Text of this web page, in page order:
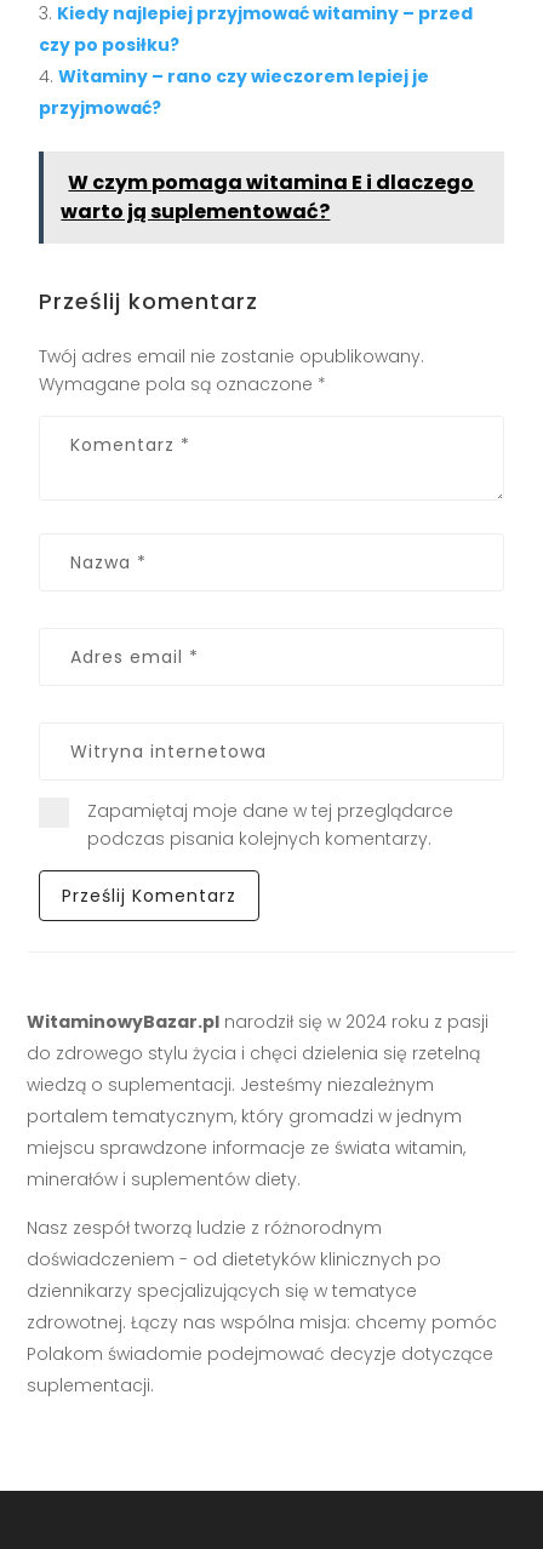
Kiedy najlepiej przyjmować witaminy – przed
czy po posiłku?
Witaminy – rano czy wieczorem lepiej je
przyjmować?
W czym pomaga witamina E i dlaczego
warto ją suplementować?
Prześlij komentarz
Twój adres email nie zostanie opublikowany.
Wymagane pola są oznaczone *
Zapamiętaj moje dane w tej przeglądarce
podczas pisania kolejnych komentarzy.
WitaminowyBazar.pl narodził się w 2024 roku z pasji
do zdrowego stylu życia i chęci dzielenia się rzetelną
wiedzą o suplementacji. Jesteśmy niezależnym
portalem tematycznym, który gromadzi w jednym
miejscu sprawdzone informacje ze świata witamin,
minerałów i suplementów diety.
Nasz zespół tworzą ludzie z różnorodnym
doświadczeniem - od dietetyków klinicznych po
dziennikarzy specjalizujących się w tematyce
zdrowotnej. Łączy nas wspólna misja: chcemy pomóc
Polakom świadomie podejmować decyzje dotyczące
suplementacji.